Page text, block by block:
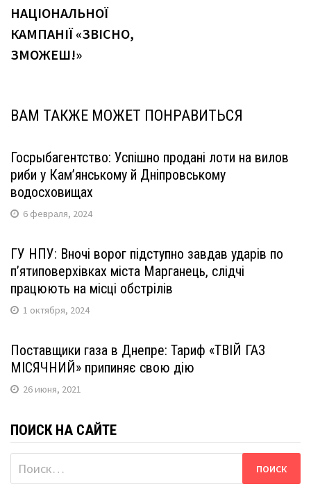
НАЦІОНАЛЬНОЇ
КАМПАНІЇ «ЗВІСНО,
ЗМОЖЕШ!»
ВАМ ТАКЖЕ МОЖЕТ ПОНРАВИТЬСЯ
Госрыбагентство: Успішно продані лоти на вилов
риби у Кам’янському й Дніпровському
водосховищах
6 февраля, 2024
ГУ НПУ: Вночі ворог підступно завдав ударів по
пʼятиповерхівках міста Марганець, слідчі
працюють на місці обстрілів
1 октября, 2024
Поставщики газа в Днепре: Тариф «ТВІЙ ГАЗ
МІСЯЧНИЙ» припиняє свою дію
26 июня, 2021
ПОИСК НА САЙТЕ
Найти: